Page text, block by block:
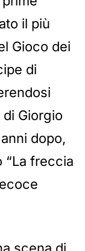
il più
Gioco dei
di
Giorgio
dopo,
“La freccia